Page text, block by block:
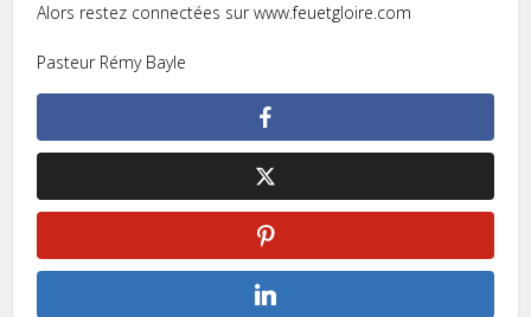
Alors restez connectées sur www.feuetgloire.com
Pasteur Rémy Bayle